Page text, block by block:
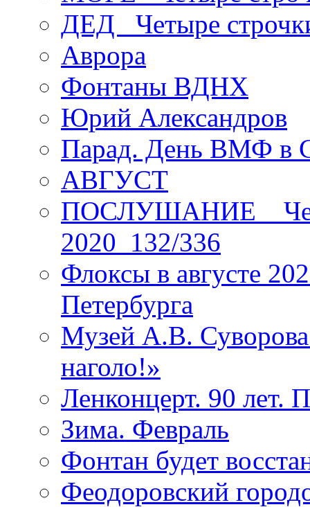
ДЕД _Четыре
Аврора
Фонтаны ВДНХ
Юрий Александров
Парад. День ВМФ в
АВГУСТ
ПОСЛУШАНИЕ _
2020_132/336
Флоксы в августе
Петербурга
Музей А.В.
наголо!»
Ленконцерт. 90 лет.
Зима. Февраль
Фонтан будет
Феодоровский